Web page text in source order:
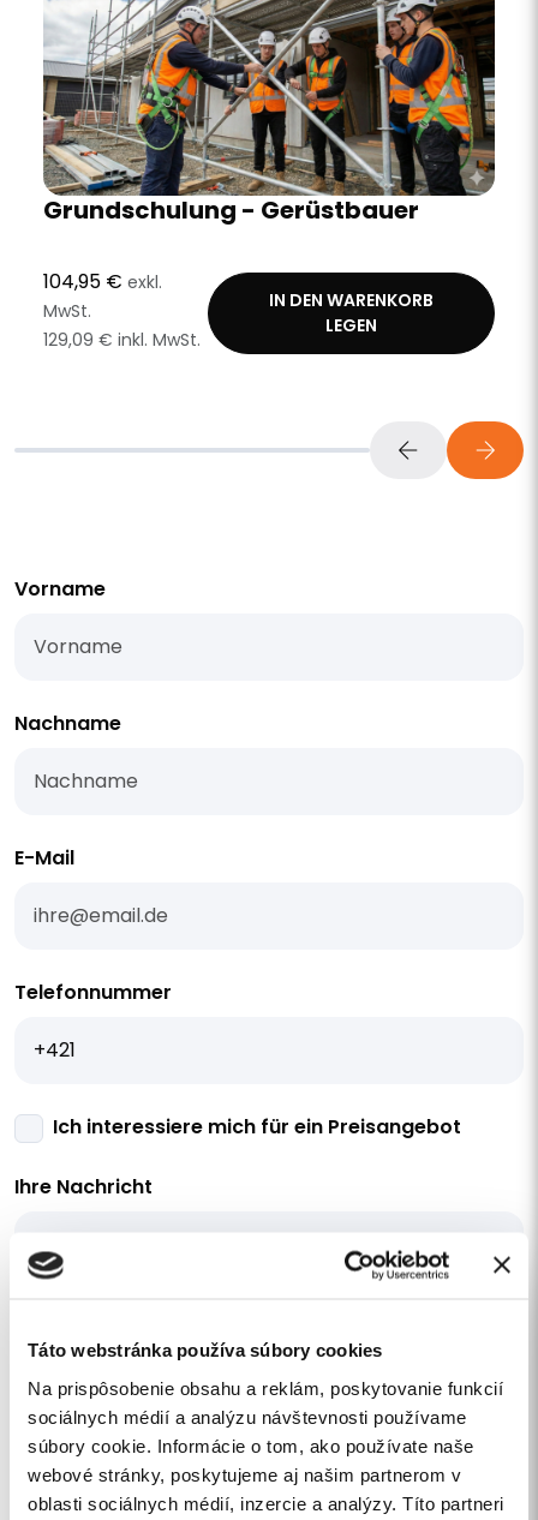
Táto webstránka používa súbory cookies
Na prispôsobenie obsahu a reklám, poskytovanie funkcií
sociálnych médií a analýzu návštevnosti používame
súbory cookie. Informácie o tom, ako používate naše
webové stránky, poskytujeme aj našim partnerom v
oblasti sociálnych médií, inzercie a analýzy. Títo partneri
Grundschulung - Gerüstbauer
104,95 € exkl.
MwSt.
129,09 € inkl. MwSt.
IN DEN WARENKORB
LEGEN
Vorname
Nachname
E-Mail
Telefonnummer
Ich interessiere mich für ein Preisangebot
Ihre Nachricht
personenbezogener Daten.
Ich möchte den Newsletter abonnieren.
SENDEN